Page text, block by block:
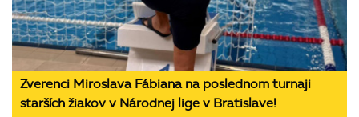
Zverenci Miroslava Fábiana na poslednom turnaji
starších žiakov v Národnej lige v Bratislave!